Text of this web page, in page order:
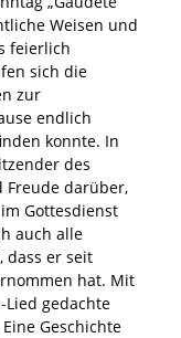
Weisen und
feierlich
sich die
zur
endlich
konnte. In
des
Freude darüber,
Gottesdienst
auch alle
dass er seit
hat. Mit
Lied gedachte
Geschichte